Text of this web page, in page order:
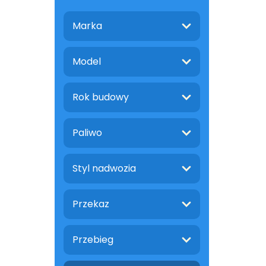
Marka
Model
Rok budowy
Paliwo
Styl nadwozia
Przekaz
Przebieg